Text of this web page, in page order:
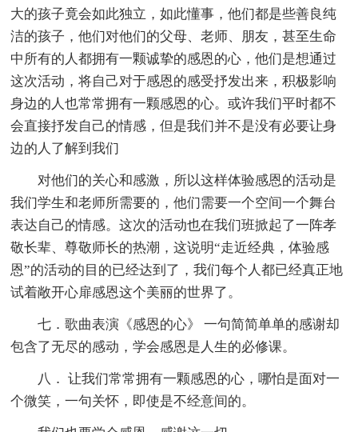
大的孩子竟会如此独立，如此懂事，他们都是些善良纯
洁的孩子，他们对他们的父母、老师、朋友，甚至生命
中所有的人都拥有一颗诚挚的感恩的心，他们是想通过
这次活动，将自己对于感恩的感受抒发出来，积极影响
身边的人也常常拥有一颗感恩的心。或许我们平时都不
会直接抒发自己的情感，但是我们并不是没有必要让身
边的人了解到我们
对他们的关心和感激，所以这样体验感恩的活动是
我们学生和老师所需要的，他们需要一个空间一个舞台
表达自己的情感。这次的活动也在我们班掀起了一阵孝
敬长辈、尊敬师长的热潮，这说明“走近经典，体验感
恩”的活动的目的已经达到了，我们每个人都已经真正地
试着敞开心扉感恩这个美丽的世界了。
七．歌曲表演《感恩的心》 一句简简单单的感谢却
包含了无尽的感动，学会感恩是人生的必修课。
八． 让我们常常拥有一颗感恩的心，哪怕是面对一
个微笑，一句关怀，即使是不经意间的。